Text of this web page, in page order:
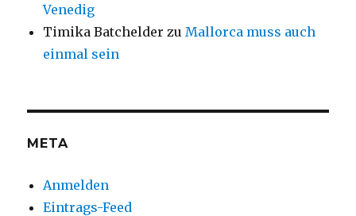
Venedig
Timika Batchelder zu Mallorca muss auch
einmal sein
META
Anmelden
Eintrags-Feed